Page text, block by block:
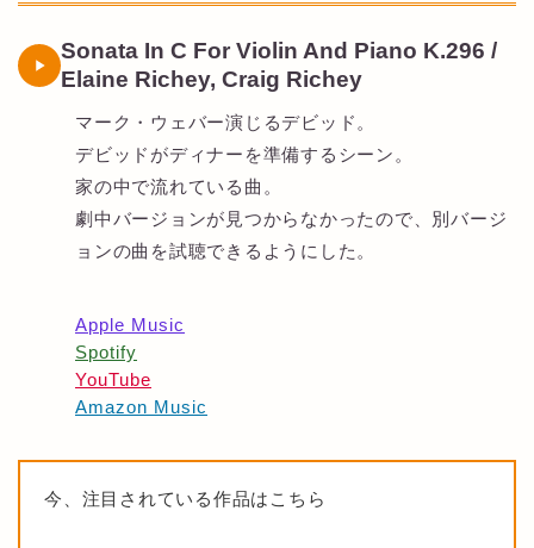
Sonata In C For Violin And Piano K.296 /
Elaine Richey, Craig Richey
マーク・ウェバー演じるデビッド。
デビッドがディナーを準備するシーン。
家の中で流れている曲。
劇中バージョンが見つからなかったので、別バージ
ョンの曲を試聴できるようにした。
Apple Music
Spotify
YouTube
Amazon Music
今、注目されている作品はこちら